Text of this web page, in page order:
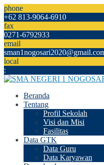
phone
+62 813-9064-6910
fax
0271-6792933
email
local
:
Beranda
Tentang
Profil Sekolah
Visi dan Misi
Fasilitas
Data GTK
Data Guru
Data Karyawan